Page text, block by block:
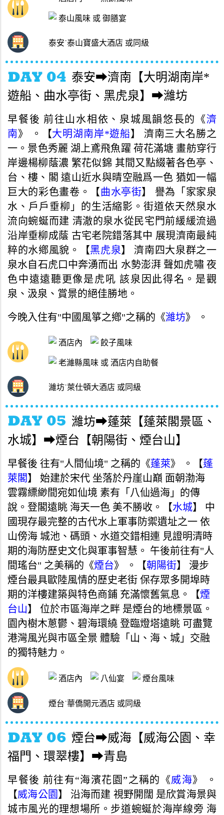
泰山風味 或 御膳宴
泰安˙泰山寶盛大酒店 或同級
泰安➡濟南【大明湖南岸*
遊船、曲水亭街、黑虎泉】➡濰坊
早餐後 前往山水相依、泉城風韻悠長的《濟
南》 。【大明湖南岸*遊船】 濟南三大名勝之
一。景色秀麗 湖上鳶飛魚躍 荷花滿塘 畫舫穿行
岸邊楊柳蔭濃 繁花似錦 其間又點綴著各色亭、
台、樓、閣 遠山近水與晴空融爲一色 猶如一幅
巨大的彩色畫卷。【 曲水亭街】 譽為「家家泉
水、戶戶垂柳」的生活縮影。街道依天然泉水
流向蜿蜒而建 清澈的泉水從民宅門前緩緩流過
沿岸垂柳成蔭 古宅老院錯落其中 展現濟南最純
粹的水鄕風貌。【黑虎泉】 濟南四大泉群之一
泉水自石虎口中奔湧而出 水勢澎湃 聲如虎嘯 夜
色中遠遠聽更像是虎吼 該泉因此得名。是觀
泉、汲泉、賞景的絕佳勝地。
今晚入住有"中國風箏之鄕"之稱的《濰坊》 。
酒店內 餃子風味
老濰縣風味 或 酒店内自助餐
濰坊˙萊仕頓大酒店 或同級
濰坊➡蓬萊【蓬萊閣景區、
水城】➡煙台【朝陽街、煙台山】
早餐後 往有"人間仙境" 之稱的《蓬萊》 。【蓬
萊閣 】 始建於宋代 坐落於丹崖山巔 面朝渤海
雲霧縹緲間宛如仙境 素有「八仙過海」的傳
說。登閣遠眺 海天一色 美不勝收。【水城】 中
國現存最完整的古代水上軍事防禦遺址之一 依
山傍海 城池、碼頭、水道交錯相連 見證明清時
期的海防歷史文化與軍事智慧。 午後前往有"人
間瑤台" 之美稱的《煙台》 。【朝陽街】 漫步
煙台最具歐陸風情的歷史老街 保存眾多開埠時
期的洋樓建築與特色商鋪 充滿懷舊氣息。【煙
台山】 位於市區海岸之畔 是煙台的地標景區。
園內樹木蔥鬱、碧海環繞 登臨燈塔遠眺 可盡覽
港灣風光與市區全景 體驗「山、海、城」交融
的獨特魅力。
酒店內 八仙宴 煙台風味
煙台˙華僑開元酒店 或同級
煙台➡威海【威海公園、幸
福門、環翠樓】➡青島
早餐後 前往有“海濱花園”之稱的《威海》 。
【威海公園 】 沿海而建 視野開闊 是欣賞海景與
城市風光的理想場所。步道蜿蜒於海岸線旁 海